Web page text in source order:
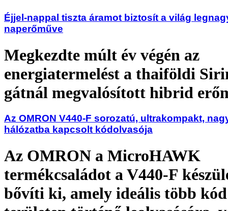
Éjjel-nappal tiszta áramot biztosít a világ
naperőműve
Megkezdte múlt év végén az
energiatermelést a thaiföldi
gátnál megvalósított hibrid
Az OMRON V440-F sorozatú, ultrakompakt,
hálózatba kapcsolt kódolvasója
Az OMRON a MicroHAWK
termékcsaládot a V440-F
bővíti ki, amely ideális több